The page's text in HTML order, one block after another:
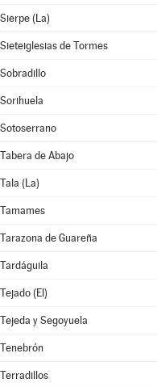
Sierpe (La)
Sieteiglesias de Tormes
Sobradillo
Sorihuela
Sotoserrano
Tabera de Abajo
Tala (La)
Tamames
Tarazona de Guareña
Tardáguila
Tejado (El)
Tejeda y Segoyuela
Tenebrón
Terradillos